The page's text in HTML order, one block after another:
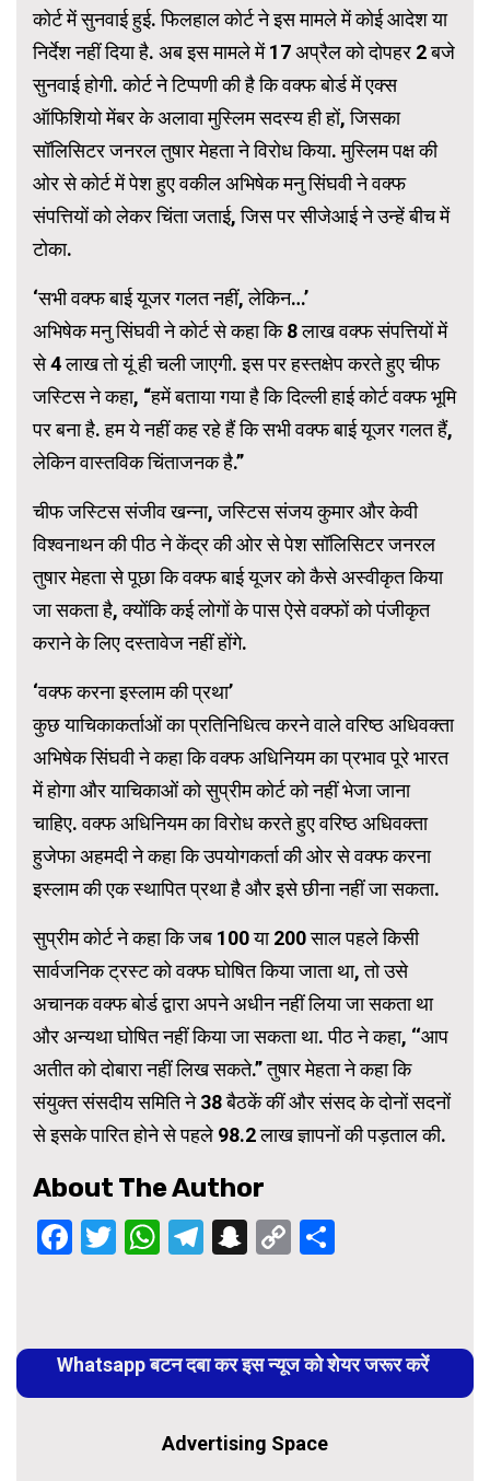
कोर्ट में सुनवाई हुई. फिलहाल कोर्ट ने इस मामले में कोई आदेश या
निर्देश नहीं दिया है. अब इस मामले में 17 अप्रैल को दोपहर 2 बजे
सुनवाई होगी. कोर्ट ने टिप्पणी की है कि वक्फ बोर्ड में एक्स
ऑफिशियो मेंबर के अलावा मुस्लिम सदस्य ही हों, जिसका
सॉलिसिटर जनरल तुषार मेहता ने विरोध किया. मुस्लिम पक्ष की
ओर से कोर्ट में पेश हुए वकील अभिषेक मनु सिंघवी ने वक्फ
संपत्तियों को लेकर चिंता जताई, जिस पर सीजेआई ने उन्हें बीच में
टोका.
‘सभी वक्फ बाई यूजर गलत नहीं, लेकिन…’
अभिषेक मनु सिंघवी ने कोर्ट से कहा कि 8 लाख वक्फ संपत्तियों में
से 4 लाख तो यूं ही चली जाएगी. इस पर हस्तक्षेप करते हुए चीफ
जस्टिस ने कहा, “हमें बताया गया है कि दिल्ली हाई कोर्ट वक्फ भूमि
पर बना है. हम ये नहीं कह रहे हैं कि सभी वक्फ बाई यूजर गलत हैं,
लेकिन वास्तविक चिंताजनक है.”
चीफ जस्टिस संजीव खन्ना, जस्टिस संजय कुमार और केवी
विश्वनाथन की पीठ ने केंद्र की ओर से पेश सॉलिसिटर जनरल
तुषार मेहता से पूछा कि वक्‍फ बाई यूजर को कैसे अस्वीकृत किया
जा सकता है, क्योंकि कई लोगों के पास ऐसे वक्फों को पंजीकृत
कराने के लिए दस्तावेज नहीं होंगे.
‘वक्फ करना इस्लाम की प्रथा’
कुछ याचिकाकर्ताओं का प्रतिनिधित्व करने वाले वरिष्ठ अधिवक्ता
अभिषेक सिंघवी ने कहा कि वक्फ अधिनियम का प्रभाव पूरे भारत
में होगा और याचिकाओं को सुप्रीम कोर्ट को नहीं भेजा जाना
चाहिए. वक्फ अधिनियम का विरोध करते हुए वरिष्ठ अधिवक्ता
हुजेफा अहमदी ने कहा कि उपयोगकर्ता की ओर से वक्फ करना
इस्लाम की एक स्थापित प्रथा है और इसे छीना नहीं जा सकता.
सुप्रीम कोर्ट ने कहा कि जब 100 या 200 साल पहले किसी
सार्वजनिक ट्रस्ट को वक्फ घोषित किया जाता था, तो उसे
अचानक वक्फ बोर्ड द्वारा अपने अधीन नहीं लिया जा सकता था
और अन्यथा घोषित नहीं किया जा सकता था. पीठ ने कहा, ‘‘आप
अतीत को दोबारा नहीं लिख सकते.” तुषार मेहता ने कहा कि
संयुक्त संसदीय समिति ने 38 बैठकें कीं और संसद के दोनों सदनों
से इसके पारित होने से पहले 98.2 लाख ज्ञापनों की पड़ताल की.
About The Author
Facebook
Twitter
WhatsApp
Telegram
Snapchat
Copy
Reading
Whatsapp बटन दबा कर इस न्यूज को शेयर जरूर करें
Advertising Space